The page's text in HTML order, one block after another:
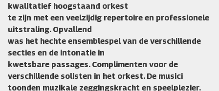
kwalitatief hoogstaand orkest
te zijn met een veelzijdig repertoire en professionele
uitstraling. Opvallend
was het hechte ensemblespel van de verschillende
secties en de intonatie in
kwetsbare passages. Complimenten voor de
verschillende solisten in het orkest. De musici
toonden muzikale zeggingskracht en speelplezier.